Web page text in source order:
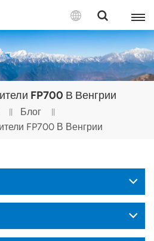
НАМИ
FP700 В Венгрии
Блог
FP700 В Венгрии